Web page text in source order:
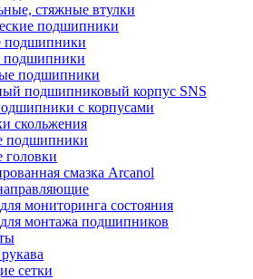
стяжные втулки
подшипники
подшипники
подшипники
подшипники
подшипниковый корпус SNS
с корпусами
скольжения
подшипники
смазка Arcanol
мониторинга состояния
монтажа подшипников
сетки